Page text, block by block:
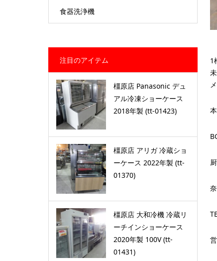
1
食器洗浄機
注目のアイテム
橿原店 Panasonic デュ
アル冷凍ショーケース
2018年製 (tt-01423)
橿原店 アリガ 冷蔵ショ
ーケース 2022年製 (tt-
01370)
橿原店 大和冷機 冷蔵リ
ーチインショーケース
2020年製 100V (tt-
01431)